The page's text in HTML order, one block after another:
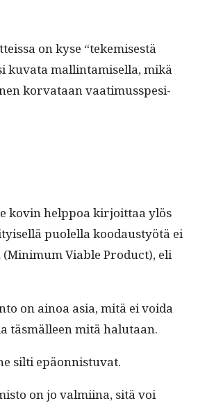
on kyse “tekemis­es­tä
kuva­ta mallintamisel­la, mikä
kor­vataan vaa­timusspe­si­
kovin help­poa kir­joit­taa ylös
puolel­la koodaustyötä ei
Viable Prod­uct), eli
on ain­oa asia, mitä ei voi­da
täs­mälleen mitä halutaan.
silti epäonnistuvat.
on jo valmi­ina, sitä voi